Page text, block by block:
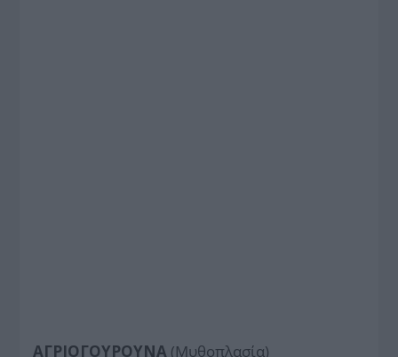
ΑΓΡΙΟΓΟΥΡΟΥΝΑ (Μυθοπλασία)